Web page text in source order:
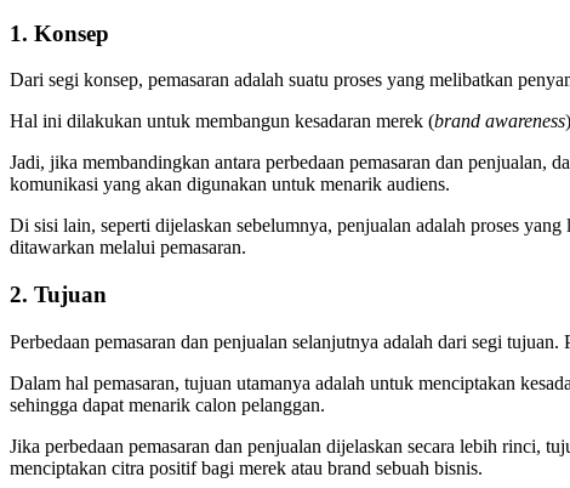
1. Konsep
Dari segi konsep, pemasaran adalah suatu proses yang melibatkan
Hal ini dilakukan untuk membangun kesadaran merek (brand awareness
Jadi, jika membandingkan antara perbedaan pemasaran dan penjualan,
komunikasi yang akan digunakan untuk menarik audiens.
Di sisi lain, seperti dijelaskan sebelumnya, penjualan adalah proses
ditawarkan melalui pemasaran.
2. Tujuan
Perbedaan pemasaran dan penjualan selanjutnya adalah dari segi
Dalam hal pemasaran, tujuan utamanya adalah untuk menciptakan
sehingga dapat menarik calon pelanggan.
Jika perbedaan pemasaran dan penjualan dijelaskan secara lebih rinci,
menciptakan citra positif bagi merek atau brand sebuah bisnis.